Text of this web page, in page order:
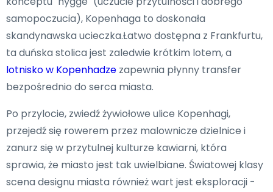
samopoczucia), Kopenhaga to doskonała
skandynawska ucieczka.Łatwo dostępna z Frankfurtu,
ta duńska stolica jest zaledwie krótkim lotem, a
lotnisko w Kopenhadze zapewnia płynny transfer
bezpośrednio do serca miasta.
Po przylocie, zwiedź żywiołowe ulice Kopenhagi,
przejedź się rowerem przez malownicze dzielnice i
zanurz się w przytulnej kulturze kawiarni, która
sprawia, że miasto jest tak uwielbiane. Światowej klasy
scena designu miasta również wart jest eksploracji -